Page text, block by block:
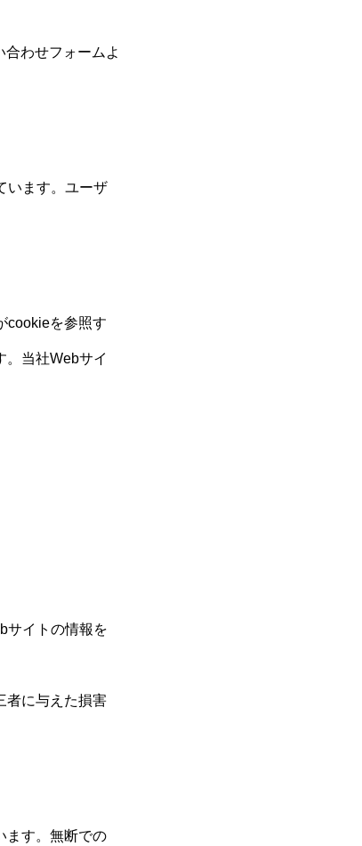
わせフォームよ
います。ユーザ
cookieを参照す
。当社Webサイ
サイトの情報を
者に与えた損害
ます。無断での